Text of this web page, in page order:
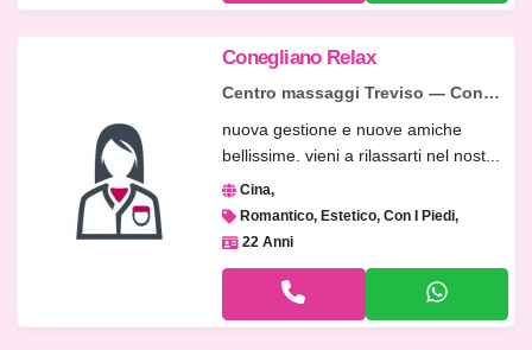
Conegliano Relax
Centro massaggi Treviso — Conegliano
nuova gestione e nuove amiche
bellissime. vieni a rilassarti nel nost...
Cina
Romantico, Estetico, Con I Piedi
22 Anni